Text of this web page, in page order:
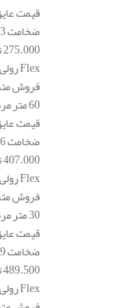
فروش
60 متر مربع است.
فروش
30 متر مربع است.